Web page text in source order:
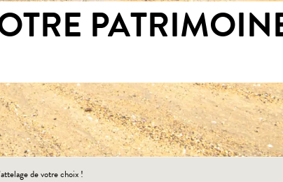
de votre choix !